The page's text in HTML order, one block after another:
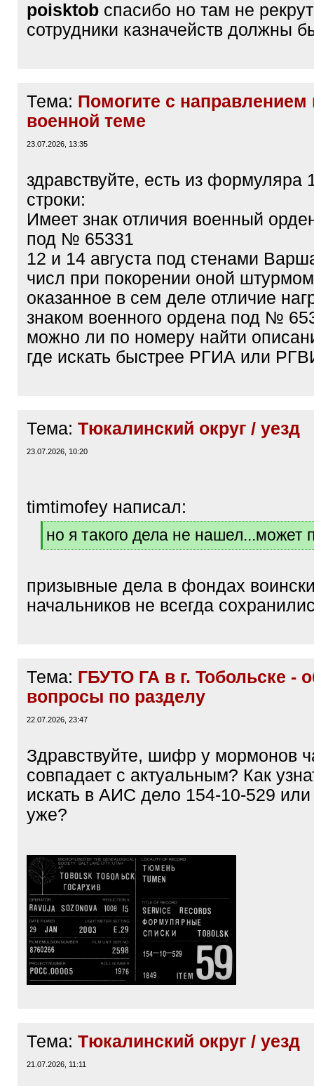
poisktob спасибо но там не
сотрудники казначейств должны
Тема: Помогите с направлением
военной теме
23.07.2026, 13:35
здравствуйте, есть из формуляра
строки:
Имеет знак отличия военный
под № 65331
12 и 14 августа под стенами
числ при покорении оной
оказанное в сем деле отличие
знаком военного ордена под №
можно ли по номеру найти
где искать быстрее РГИА или
Тема: Тюкалинский округ / уезд
23.07.2026, 10:20
timtimofey написал:
[
qно я такого дела не нашел...может
[
]
призывные дела в фондах
начальников не всегда
Тема: ГБУТО ГА в г. Тобольске -
вопросы по разделу
22.07.2026, 23:47
Здравствуйте, шифр у мормонов
совпадает с актуальным? Как
искать в АИС дело 154-10-529 или
уже?
Тема: Тюкалинский округ / уезд
21.07.2026, 11:11